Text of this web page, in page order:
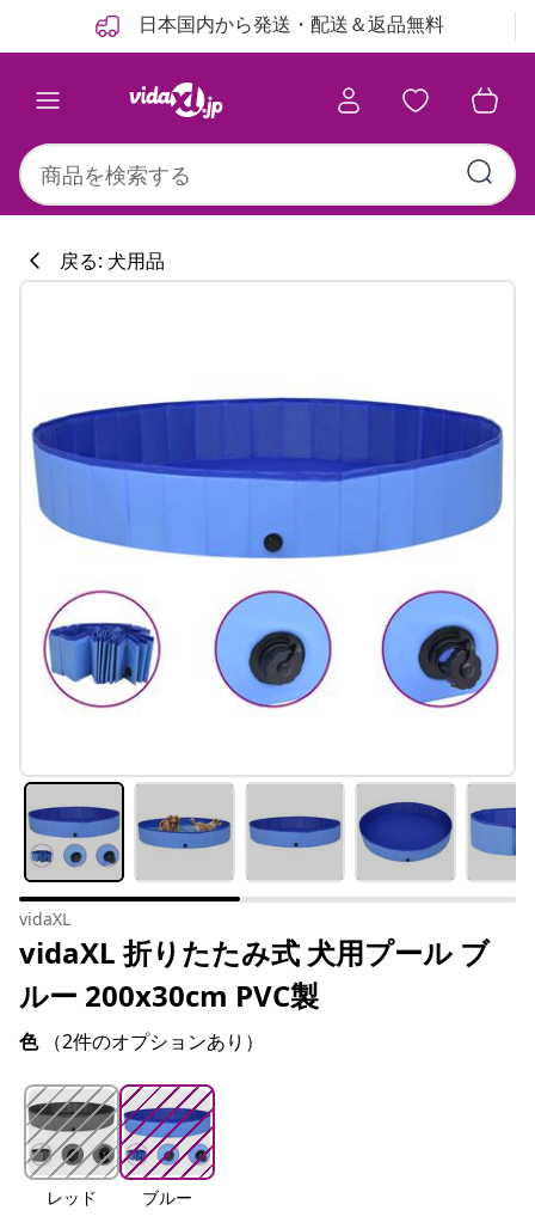
日本国内から発送・配送＆返品無料
戻る: 犬用品
vidaXL
vidaXL 折りたたみ式 犬用プール ブ
ルー 200x30cm PVC製
色 （2件のオプションあり）
レッド ブルー